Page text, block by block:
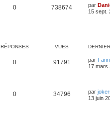
0 738674 par
15 sept.
RÉPONSES VUES
0 91791 par
17 mars
0 34796 par
13 juin